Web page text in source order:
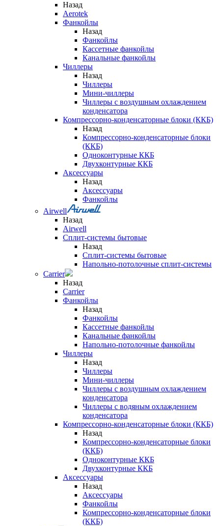
Назад
Aerotek
Фанкойлы
Назад
Фанкойлы
Кассетные фанкойлы
Канальные фанкойлы
Чиллеры
Назад
Чиллеры
Мини-чиллеры
Чиллеры с воздушным охлаждением
конденсатора
Компрессорно-конденсаторные блоки (ККБ)
Назад
Компрессорно-конденсаторные блоки
(ККБ)
Одноконтурные ККБ
Двухконтурные ККБ
Аксессуары
Назад
Аксессуары
Фанкойлы
Airwell
Назад
Airwell
Сплит-системы бытовые
Назад
Сплит-системы бытовые
Напольно-потолочные сплит-системы
Carrier
Назад
Carrier
Фанкойлы
Назад
Фанкойлы
Кассетные фанкойлы
Канальные фанкойлы
Напольно-потолочные фанкойлы
Чиллеры
Назад
Чиллеры
Мини-чиллеры
Чиллеры с воздушным охлаждением
конденсатора
Чиллеры с водяным охлаждением
конденсатора
Компрессорно-конденсаторные блоки (ККБ)
Назад
Компрессорно-конденсаторные блоки
(ККБ)
Одноконтурные ККБ
Двухконтурные ККБ
Аксессуары
Назад
Аксессуары
Фанкойлы
Компрессорно-конденсаторные блоки
(ККБ)